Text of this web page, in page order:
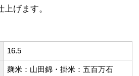
げます。
16.5
麹米：山田錦・掛米：五百万石